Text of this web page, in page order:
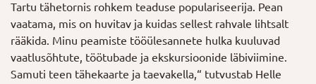
Tartu tähetornis rohkem teaduse populariseerija. Pean
vaatama, mis on huvitav ja kuidas sellest rahvale lihtsalt
rääkida. Minu peamiste tööülesannete hulka kuuluvad
vaatlusõhtute, töötubade ja ekskursioonide läbiviimine.
Samuti teen tähekaarte ja taevakella,“ tutvustab Helle